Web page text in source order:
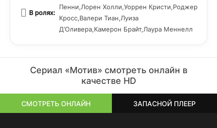
В ролях:
Пенни,Лорен Холли,Уоррен Кристи,Роджер
Кросс,Валери Тиан,Луиза
Д’Оливера,Камерон Брайт,Лаура Меннелл
Сериал «Мотив» смотреть онлайн в
качестве HD
СМОТРЕТЬ ОНЛАЙН ЗАПАСНОЙ ПЛЕЕР